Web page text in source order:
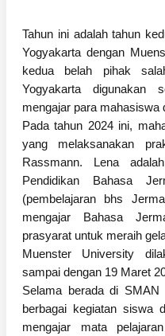
Tahun ini adalah tahun
Yogyakarta dengan
kedua belah pihak
Yogyakarta digunakan
mengajar para mahasiswa
Pada tahun 2024 ini,
yang melaksanakan
Rassmann. Lena
Pendidikan Bahasa
(pembelajaran bhs
mengajar Bahasa
prasyarat untuk meraih
Muenster University
sampai dengan 19 Maret
Selama berada di SMAN
berbagai kegiatan siswa
mengajar mata